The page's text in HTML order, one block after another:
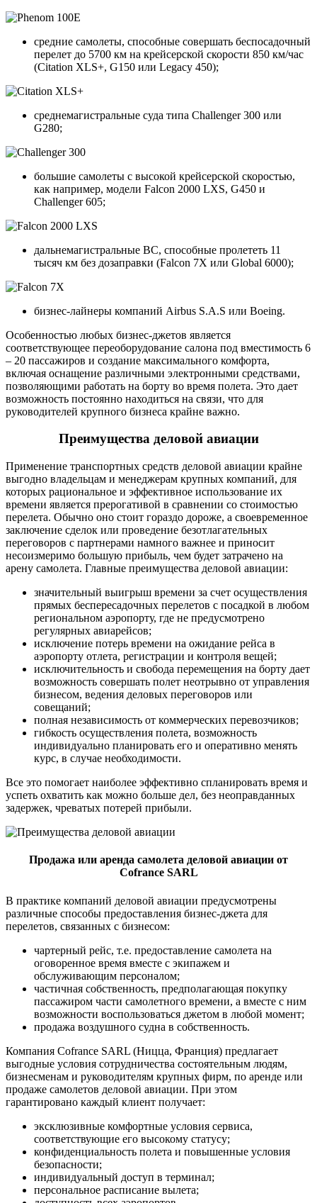
средние самолеты, способные совершать беспосадочный
перелет до 5700 км на крейсерской скорости 850 км/час
(Citation XLS+, G150 или Legacy 450);
среднемагистральные суда типа Challenger 300 или
G280;
большие самолеты с высокой крейсерской скоростью,
как например, модели Falcon 2000 LXS, G450 и
Challenger 605;
дальнемагистральные ВС, способные пролететь 11
тысяч км без дозаправки (Falcon 7X или Global 6000);
бизнес-лайнеры компаний Airbus S.A.S или Boeing.
Особенностью любых бизнес-джетов является
соответствующее переоборудование салона под вместимость 6
– 20 пассажиров и создание максимального комфорта,
включая оснащение различными электронными средствами,
позволяющими работать на борту во время полета. Это дает
возможность постоянно находиться на связи, что для
руководителей крупного бизнеса крайне важно.
Преимущества деловой авиации
Применение транспортных средств деловой авиации крайне
выгодно владельцам и менеджерам крупных компаний, для
которых рациональное и эффективное использование их
времени является прерогативой в сравнении со стоимостью
перелета. Обычно оно стоит гораздо дороже, а своевременное
заключение сделок или проведение безотлагательных
переговоров с партнерами намного важнее и приносит
несоизмеримо большую прибыль, чем будет затрачено на
арену самолета. Главные преимущества деловой авиации:
значительный выигрыш времени за счет осуществления
прямых беспересадочных перелетов с посадкой в любом
региональном аэропорту, где не предусмотрено
регулярных авиарейсов;
исключение потерь времени на ожидание рейса в
аэропорту отлета, регистрации и контроля вещей;
исключительность и свобода перемещения на борту дает
возможность совершать полет неотрывно от управления
бизнесом, ведения деловых переговоров или
совещаний;
полная независимость от коммерческих перевозчиков;
гибкость осуществления полета, возможность
индивидуально планировать его и оперативно менять
курс, в случае необходимости.
Все это помогает наиболее эффективно спланировать время и
успеть охватить как можно больше дел, без неоправданных
задержек, чреватых потерей прибыли.
Продажа или аренда самолета деловой авиации от
Cofrance SARL
В практике компаний деловой авиации предусмотрены
различные способы предоставления бизнес-джета для
перелетов, связанных с бизнесом:
чартерный рейс, т.е. предоставление самолета на
оговоренное время вместе с экипажем и
обслуживающим персоналом;
частичная собственность, предполагающая покупку
пассажиром части самолетного времени, а вместе с ним
возможности воспользоваться джетом в любой момент;
продажа воздушного судна в собственность.
Компания Cofrance SARL (Ницца, Франция) предлагает
выгодные условия сотрудничества состоятельным людям,
бизнесменам и руководителям крупных фирм, по аренде или
продаже самолетов деловой авиации. При этом
гарантировано каждый клиент получает:
эксклюзивные комфортные условия сервиса,
соответствующие его высокому статусу;
конфиденциальность полета и повышенные условия
безопасности;
индивидуальный доступ в терминал;
персональное расписание вылета;